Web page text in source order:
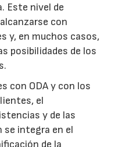
Este nivel de
con
y, en muchos casos,
posibilidades de los
con ODA y con los
el
y de las
se integra en el
de la